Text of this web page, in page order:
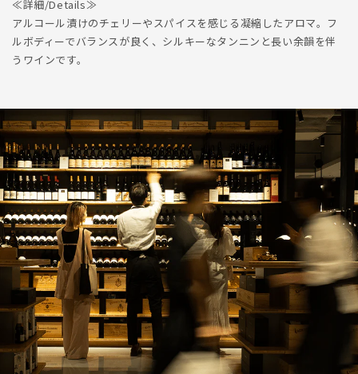
≪詳細/Details≫
アルコール漬けのチェリーやスパイスを感じる凝縮したアロマ。フ
ルボディーでバランスが良く、シルキーなタンニンと長い余韻を伴
うワインです。